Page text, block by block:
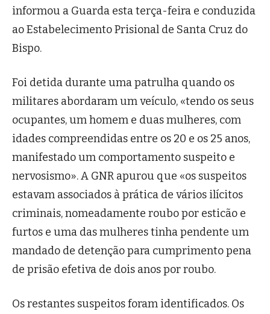
informou a Guarda esta terça-feira e conduzida
ao Estabelecimento Prisional de Santa Cruz do
Bispo.
Foi detida durante uma patrulha quando os
militares abordaram um veículo, «tendo os seus
ocupantes, um homem e duas mulheres, com
idades compreendidas entre os 20 e os 25 anos,
manifestado um comportamento suspeito e
nervosismo». A GNR apurou que «os suspeitos
estavam associados à prática de vários ilícitos
criminais, nomeadamente roubo por esticão e
furtos e uma das mulheres tinha pendente um
mandado de detenção para cumprimento pena
de prisão efetiva de dois anos por roubo.
Os restantes suspeitos foram identificados. Os